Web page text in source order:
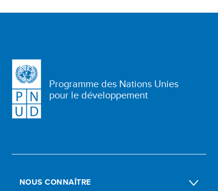
Programme des Nations Unies
pour le développement
NOUS CONNAÎTRE